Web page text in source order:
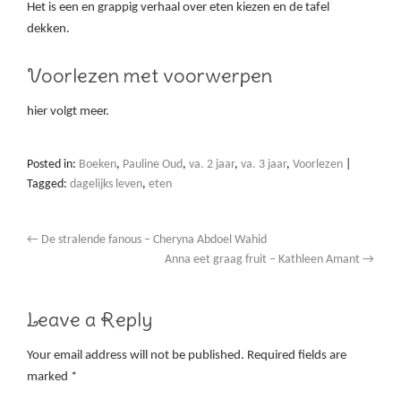
Het is een en grappig verhaal over eten kiezen en de tafel
dekken.
Voorlezen met voorwerpen
hier volgt meer.
Posted in: Boeken, Pauline Oud, va. 2 jaar, va. 3 jaar, Voorlezen
Tagged: dagelijks leven, eten
← De stralende fanous – Cheryna Abdoel Wahid
Anna eet graag fruit – Kathleen Amant →
Leave a Reply
Your email address will not be published. Required fields are
marked *